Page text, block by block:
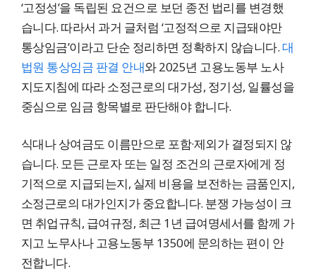
‘고정성’을 독립된 요건으로 보던 종전 법리를 변경했
습니다. 따라서 과거 글처럼 ‘고정적으로 지급돼야만
통상임금’이라고 단순 정리하면 정확하지 않습니다.대
법원 통상임금 판결 안내와 2025년 고용노동부 노사
지도지침에 따라 소정근로의 대가성, 정기성, 일률성을
중심으로 임금 항목별로 판단해야 합니다.
식대나 상여금도 이름만으로 포함·제외가 결정되지 않
습니다. 모든 근로자 또는 일정 조건의 근로자에게 정
기적으로 지급되는지, 실제 비용을 보전하는 금품인지,
소정근로의 대가인지가 중요합니다. 분쟁 가능성이 크
면 취업규칙, 급여규정, 최근 1년 급여명세서를 함께 가
지고 노무사나 고용노동부 1350에 문의하는 편이 안
전합니다.